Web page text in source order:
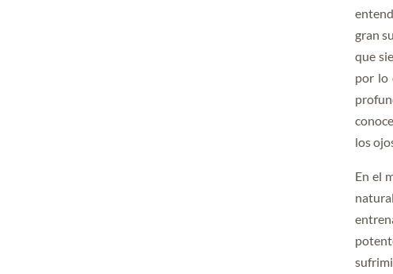
gran
que
por lo
los
En el